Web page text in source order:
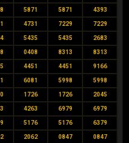
5871 5871 4393
4731 7229 7229
5435 5435 2683
0408 8313 8313
4451 4451 9166
6081 5998 5998
1726 1726 2045
4263 6979 6979
5176 5176 6379
2062 0847 0847